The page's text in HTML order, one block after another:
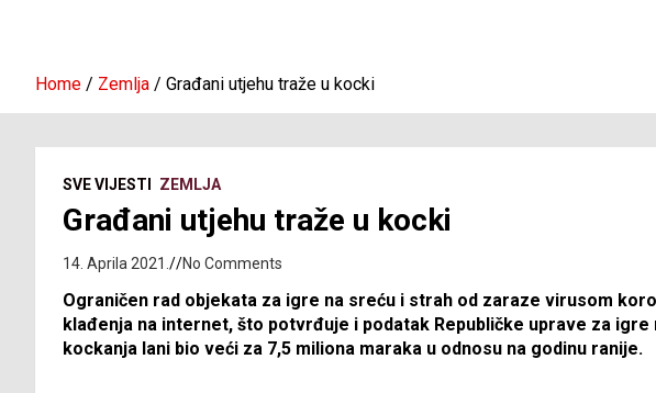
Home Zemlja Građani utjehu traže u kocki
SVE VIJESTI ZEMLJA
Građani utjehu traže u kocki
14. Aprila 2021. No Comments
Ograničen rad objekata za igre na sreću i strah od zaraze virusom
klađenja na internet, što potvrđuje i podatak Republičke uprave za igre
kockanja lani bio veći za 7,5 miliona maraka u odnosu na godinu ranije.